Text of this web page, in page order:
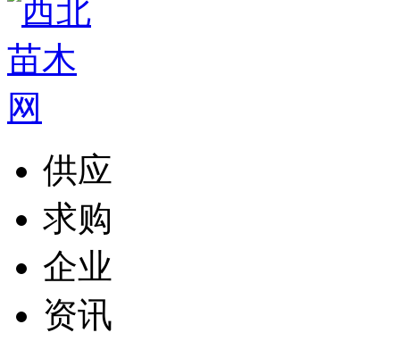
供应
求购
企业
资讯